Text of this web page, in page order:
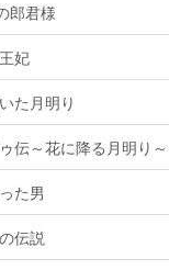
郎君様
妃
た月明り
伝～花に降る月明り～
た男
伝説